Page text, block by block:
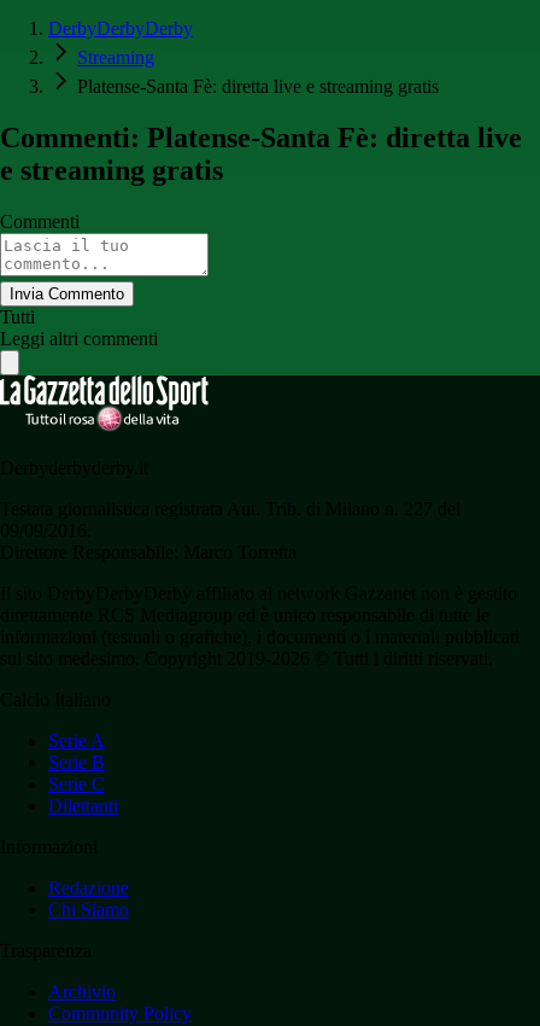
DerbyDerbyDerby
Streaming
Platense-Santa Fè: diretta live e streaming gratis
Commenti: Platense-Santa Fè: diretta live
e streaming gratis
Commenti
Invia Commento
Tutti
Leggi altri commenti
Serie A
Serie B
Serie C
Dilettanti
Redazione
Chi Siamo
Archivio
Community Policy